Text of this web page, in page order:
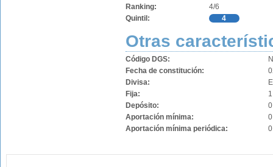
Ranking:
4/6
Quintil:
4
Otras
Código DGS:
Fecha de constitución:
Divisa:
Fija:
Depósito:
Aportación mínima:
Aportación mínima periódica: